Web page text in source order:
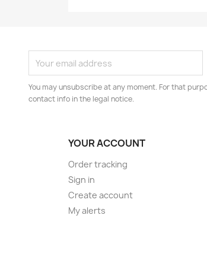
You may unsubscribe at any moment. For that
contact info in the legal notice.
YOUR ACCOUNT
Order tracking
Sign in
Create account
My alerts